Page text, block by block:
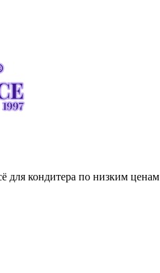
для кондитера по низким